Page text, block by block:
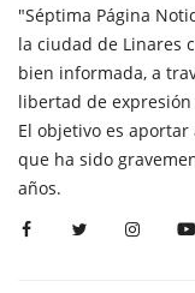
"Séptima Página
la ciudad de Linares
bien informada, a
libertad de
El objetivo es
que ha sido
años.